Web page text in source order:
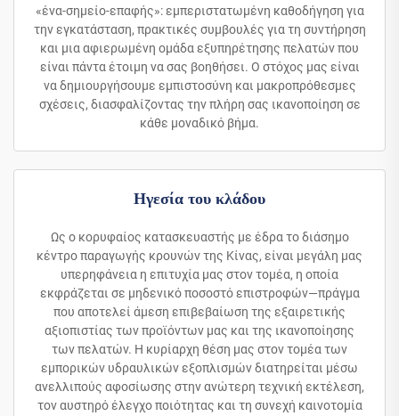
«ένα-σημείο-επαφής»: εμπεριστατωμένη καθοδήγηση για
την εγκατάσταση, πρακτικές συμβουλές για τη συντήρηση
και μια αφιερωμένη ομάδα εξυπηρέτησης πελατών που
είναι πάντα έτοιμη να σας βοηθήσει. Ο στόχος μας είναι
να δημιουργήσουμε εμπιστοσύνη και μακροπρόθεσμες
σχέσεις, διασφαλίζοντας την πλήρη σας ικανοποίηση σε
κάθε μοναδικό βήμα.
Ηγεσία του κλάδου
Ως ο κορυφαίος κατασκευαστής με έδρα το διάσημο
κέντρο παραγωγής κρουνών της Κίνας, είναι μεγάλη μας
υπερηφάνεια η επιτυχία μας στον τομέα, η οποία
εκφράζεται σε μηδενικό ποσοστό επιστροφών—πράγμα
που αποτελεί άμεση επιβεβαίωση της εξαιρετικής
αξιοπιστίας των προϊόντων μας και της ικανοποίησης
των πελατών. Η κυρίαρχη θέση μας στον τομέα των
εμπορικών υδραυλικών εξοπλισμών διατηρείται μέσω
ανελλιπούς αφοσίωσης στην ανώτερη τεχνική εκτέλεση,
τον αυστηρό έλεγχο ποιότητας και τη συνεχή καινοτομία